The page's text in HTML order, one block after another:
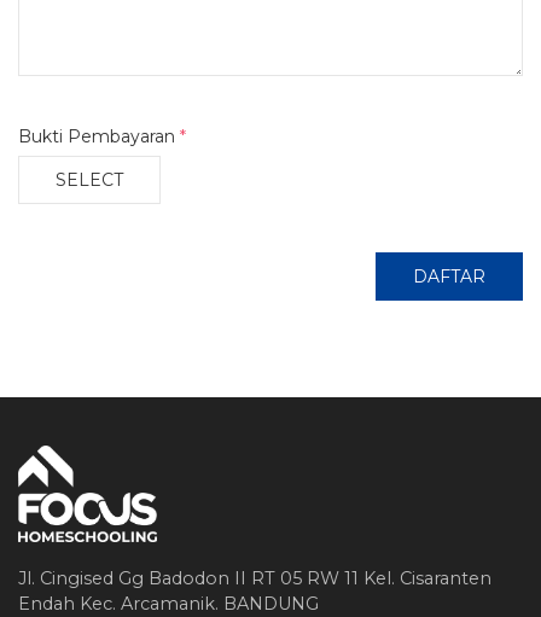
Bukti Pembayaran *
SELECT
DAFTAR
Jl. Cingised Gg Badodon II RT 05 RW 11 Kel. Cisaranten
Endah Kec. Arcamanik. BANDUNG